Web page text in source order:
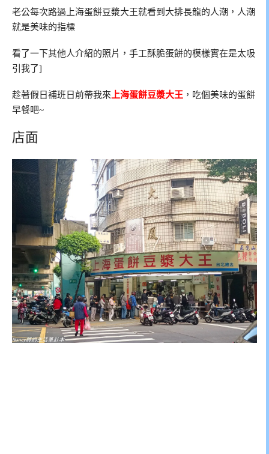
老公每次路過上海蛋餅豆漿大王就看到大排長龍的人潮，人潮
就是美味的指標
看了一下其他人介紹的照片，手工酥脆蛋餅的模樣實在是太吸
引我了]
趁著假日補班日前帶我來 上海蛋餅豆漿大王 ，吃個美味的蛋餅
早餐吧~
店面